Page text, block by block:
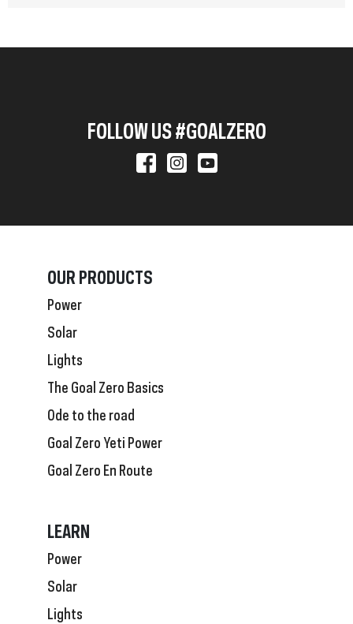
FOLLOW US #GOALZERO
OUR PRODUCTS
Power
Solar
Lights
The Goal Zero Basics
Ode to the road
Goal Zero Yeti Power
Goal Zero En Route
LEARN
Power
Solar
Lights